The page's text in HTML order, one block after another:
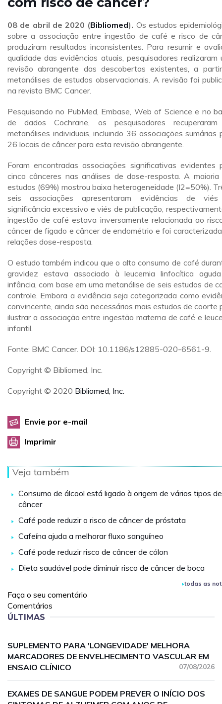
08 de abril de 2020 (Bibliomed). Os estudos
sobre a associação entre ingestão de café e risco de
produziram resultados inconsistentes. Para resumir e
qualidade das evidências atuais, pesquisadores realizaram
revisão abrangente das descobertas existentes, a
metanálises de estudos observacionais. A revisão foi
na revista BMC Cancer.
Pesquisando no PubMed, Embase, Web of Science e no
de dados Cochrane, os pesquisadores
metanálises individuais, incluindo 36 associações sumárias
26 locais de câncer para esta revisão abrangente.
Foram encontradas associações significativas evidentes
cinco cânceres nas análises de dose-resposta. A maioria
estudos (69%) mostrou baixa heterogeneidade (I2=50%).
seis associações apresentaram evidências de
significância excessivo e viés de publicação,
ingestão de café estava inversamente relacionada ao
câncer de fígado e câncer de endométrio e foi
relações dose-resposta.
O estudo também indicou que o alto consumo de café
gravidez estava associado à leucemia linfocítica
infância, com base em uma metanálise de seis estudos de
controle. Embora a evidência seja categorizada como
convincente, ainda são necessários mais estudos de coorte
ilustrar a associação entre ingestão materna de café e
infantil.
Fonte: BMC Cancer. DOI: 10.1186/s12885-020-6561-9.
Copyright © Bibliomed, Inc.
Copyright © 2020 Bibliomed, Inc.
Envie por e-mail
Imprimir
Veja também
Consumo de álcool está ligado à origem de vários tipos de
câncer
Café pode reduzir o risco de câncer de próstata
Cafeína ajuda a melhorar fluxo sanguíneo
Café pode reduzir risco de câncer de cólon
Dieta saudável pode diminuir risco de câncer de boca
todas as
Faça o seu comentário
Comentários
ÚLTIMAS
SUPLEMENTO PARA 'LONGEVIDADE' MELHORA
MARCADORES DE ENVELHECIMENTO VASCULAR EM
ENSAIO CLÍNICO
07/08/2026
EXAMES DE SANGUE PODEM PREVER O INÍCIO DOS